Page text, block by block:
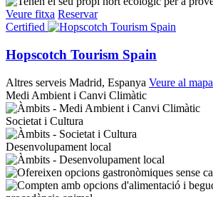
Veure fitxa Reservar
Certified
Hopscotch Tourism Spain
Altres serveis Madrid, Espanya Veure al mapa
Medi Ambient i Canvi Climàtic
Societat i Cultura
Desenvolupament local